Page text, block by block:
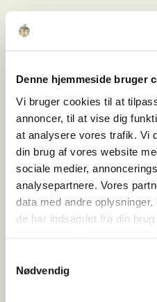
Denne hjemmeside bruger
Vi bruger cookies til at
annoncer, til at vise dig
at analysere vores trafik. Vi
din brug af vores website
sociale medier,
analysepartnere. Vores
data med andre
de har indsamlet fra din
Nødvendig
de Lindetaler om
i stemmen.
kvadratmeter, men en
blevet afdækket
med bygningens
rumlige sammenhænge.
Den markante
fra Banegården og
en helt anden del af